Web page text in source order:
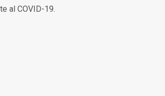
al COVID-19.